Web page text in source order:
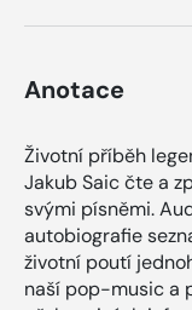
Anotace
Životní příběh
Jakub Saic čte a
svými písněmi.
autobiografie
životní poutí
naší pop-music a